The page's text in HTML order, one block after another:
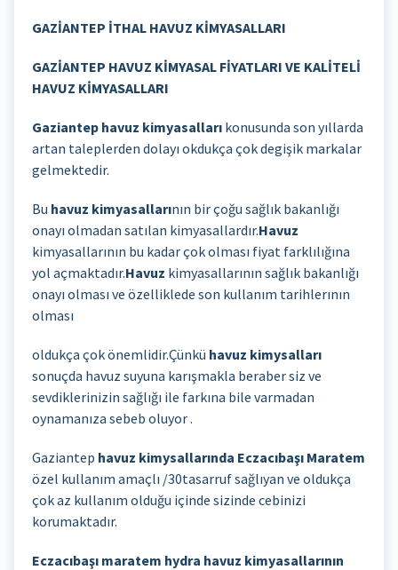
GAZİANTEP İTHAL HAVUZ KİMYASALLARI
GAZİANTEP HAVUZ KİMYASAL FİYATLARI VE KALİTELİ
HAVUZ KİMYASALLARI
Gaziantep havuz kimyasalları konusunda son yıllarda
artan taleplerden dolayı okdukça çok degişik markalar
gelmektedir.
Bu havuz kimyasallarının bir çoğu sağlık bakanlığı
onayı olmadan satılan kimyasallardır.Havuz
kimyasallarının bu kadar çok olması fiyat farklılığına
yol açmaktadır.Havuz kimyasallarının sağlık bakanlığı
onayı olması ve özelliklede son kullanım tarihlerının
olması
oldukça çok önemlidir.Çünkü havuz kimysalları
sonuçda havuz suyuna karışmakla beraber siz ve
sevdiklerinizin sağlığı ile farkına bile varmadan
oynamanıza sebeb oluyor .
Gaziantep havuz kimysallarında Eczacıbaşı Maratem
özel kullanım amaçlı /30tasarruf sağlıyan ve oldukça
çok az kullanım olduğu içinde sizinde cebinizi
korumaktadır.
Eczacıbaşı maratem hydra havuz kimyasallarının